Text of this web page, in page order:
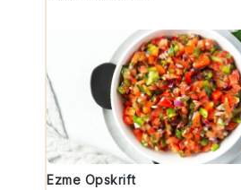
Ezme Opskrift